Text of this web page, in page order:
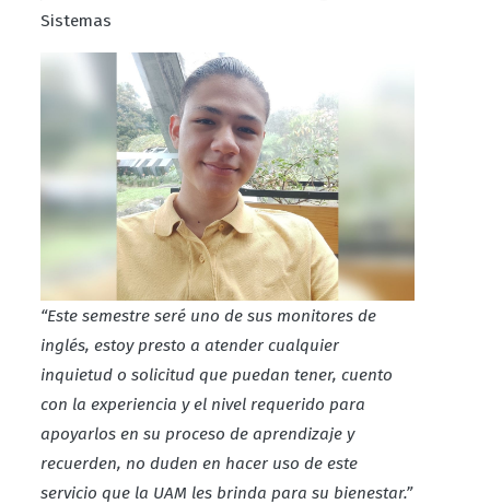
Sistemas
“Este semestre seré uno de sus monitores de
inglés, estoy presto a atender cualquier
inquietud o solicitud que puedan tener, cuento
con la experiencia y el nivel requerido para
apoyarlos en su proceso de aprendizaje y
recuerden, no duden en hacer uso de este
servicio que la UAM les brinda para su bienestar.”